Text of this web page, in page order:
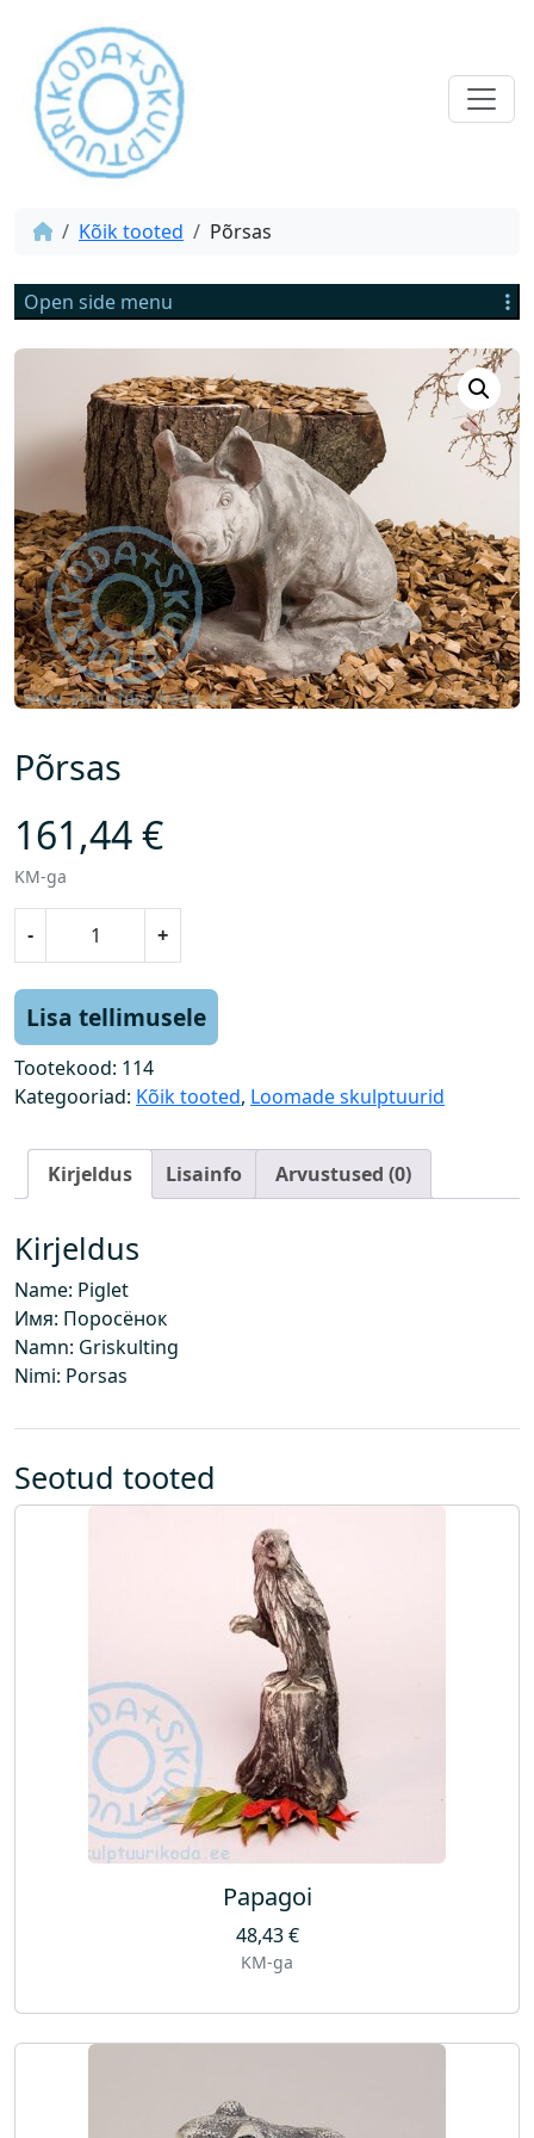
Kõik tooted Põrsas
Open side menu
Põrsas
161,44€
KM-ga
-
a
s
k
s
+
Lisa tellimusele
Tootekood: 114
Kategooriad: Kõik tooted, Loomade skulptuurid
Kirjeldus Lisainfo Arvustused (0)
Kirjeldus
Name: Piglet
Имя: Поросёнок
Namn: Griskulting
Nimi: Porsas
Seotud tooted
Papagoi
48,43€
KM-ga